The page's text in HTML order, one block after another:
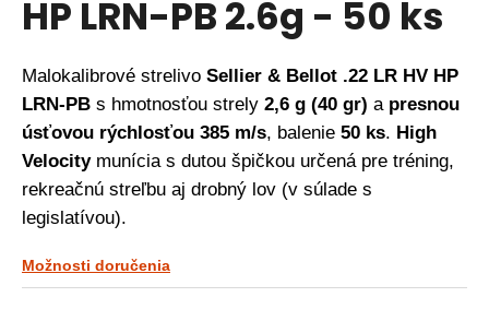
HP LRN-PB 2.6g - 50 ks
Malokalibrové strelivo Sellier & Bellot .22 LR HV HP
LRN-PB s hmotnosťou strely 2,6 g (40 gr) a presnou
úsťovou rýchlosťou 385 m/s, balenie 50 ks. High
Velocitymunícia s dutou špičkou určená pre tréning,
rekreačnú streľbu aj drobný lov (v súlade s
legislatívou).
Možnosti doručenia
á
s
ť
?